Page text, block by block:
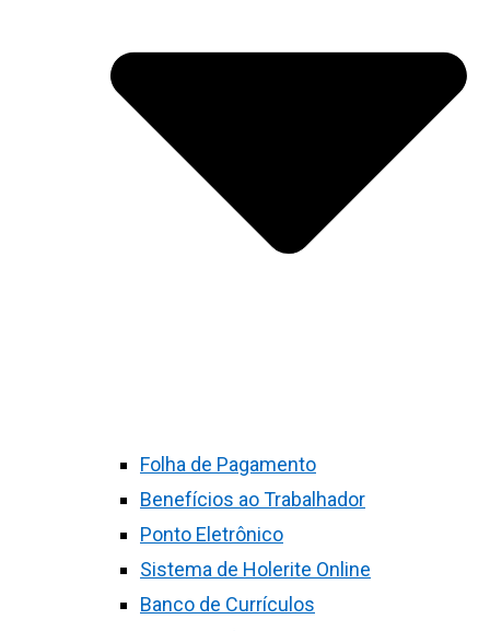
Folha de Pagamento
Benefícios ao Trabalhador
Ponto Eletrônico
Sistema de Holerite Online
Banco de Currículos